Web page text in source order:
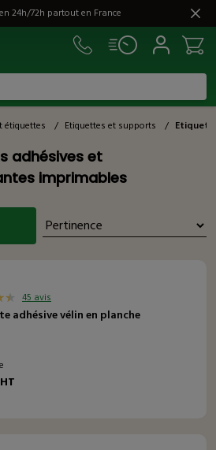
24h/72h partout en France
étiquettes / Etiquettes et supports /
adhésives et
imprimables
45 avis
adhésive vélin en planche